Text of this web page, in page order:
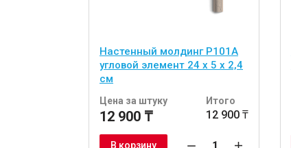
Настенный молдинг P101A
угловой элемент 24 х 5 х 2,4
см
Цена за штуку
12 900 ₸
Итого
12 900 ₸
В корзину